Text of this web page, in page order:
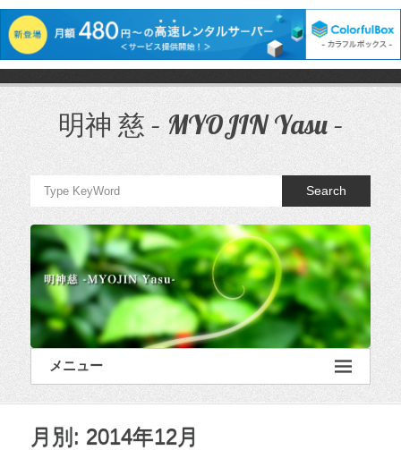
ス
明神 慈 – MYOJIN Yasu –
Search
メニュー
月別: 2014年12月